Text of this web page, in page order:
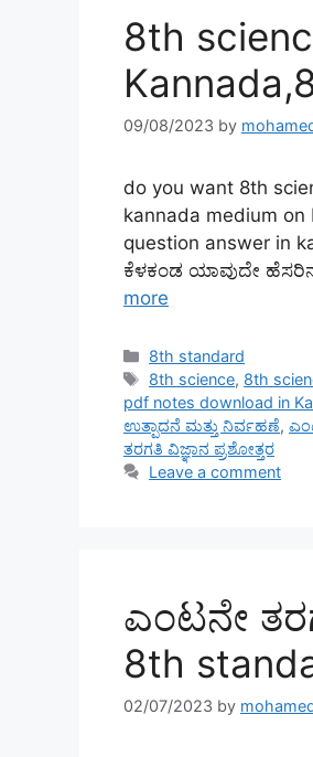
8th
09/08/2023 by
do you want 8th
kannada medium on
question answer in
ಕೆಳಕಂಡ ಯಾವುದೇ
more
Categories
8th standard
Tags
8th science, 8th
pdf notes download in
ಉತ್ಪಾದನೆ ಮತ್ತು ನಿರ್ವಹಣೆ,
ತರಗತಿ ವಿಜ್ಞಾನ ಪ್ರಶೋತ್ತರ
Leave a comment
ಎಂಟನೇ
8th
02/07/2023 by